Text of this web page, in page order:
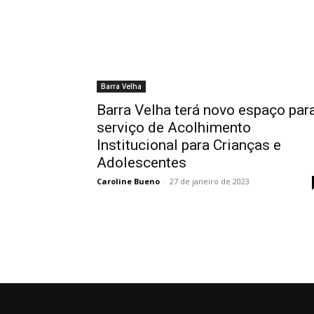
Barra Velha
Barra Velha terá novo espaço
serviço de Acolhimento
Institucional para Crianças e
Adolescentes
Caroline Bueno - 27 de janeiro de 2023